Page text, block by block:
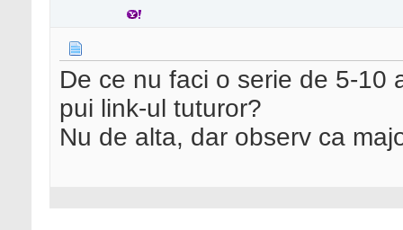
De ce nu faci o serie de 5-10
pui link-ul tuturor?
Nu de alta, dar observ ca